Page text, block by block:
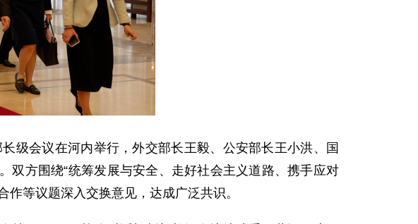
级会议在河内举行，外交部长王毅、公安部长王小洪、国
双方围绕“统筹发展与安全、走好社会主义道路、携手应对
等议题深入交换意见，达成广泛共识。